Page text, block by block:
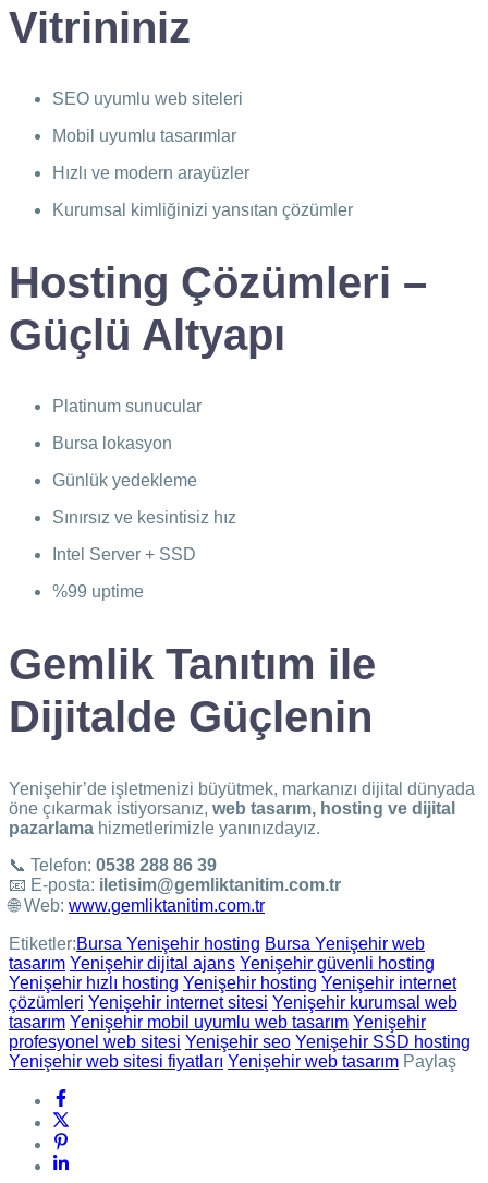
Vitrininiz
SEO uyumlu web siteleri
Mobil uyumlu tasarımlar
Hızlı ve modern arayüzler
Kurumsal kimliğinizi yansıtan çözümler
Hosting Çözümleri –
Güçlü Altyapı
Platinum sunucular
Bursa lokasyon
Günlük yedekleme
Sınırsız ve kesintisiz hız
Intel Server + SSD
%99 uptime
Gemlik Tanıtım ile
Dijitalde Güçlenin
Yenişehir’de işletmenizi büyütmek, markanızı dijital dünyada
öne çıkarmak istiyorsanız, web tasarım, hosting ve dijital
pazarlama hizmetlerimizle yanınızdayız.
📞 Telefon: 0538 288 86 39
📧 E-posta: iletisim@gemliktanitim.com.tr
🌐 Web: www.gemliktanitim.com.tr
Etiketler:Bursa Yenişehir hosting Bursa Yenişehir web
tasarım Yenişehir dijital ajans Yenişehir güvenli hosting
Yenişehir hızlı hosting Yenişehir hosting Yenişehir internet
çözümleri Yenişehir internet sitesi Yenişehir kurumsal web
tasarım Yenişehir mobil uyumlu web tasarım Yenişehir
profesyonel web sitesi Yenişehir seo Yenişehir SSD hosting
Yenişehir web sitesi fiyatları Yenişehir web tasarım Paylaş